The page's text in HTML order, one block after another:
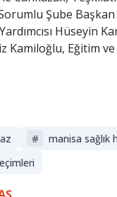
Şube Başkan
Hüseyin
Kamiloğlu, Eğitim
# manisa sağlık